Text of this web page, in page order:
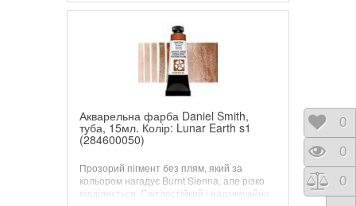
Акварельна фарба Daniel Smith,
туба, 15мл. Колір: Lunar Earth s1
(284600050)
Прозорий пігмент без плям, який за
кольором нагадує Burnt Sienna, але різко
відділяється. Світлостійкий і надзвичайно
0
0
0